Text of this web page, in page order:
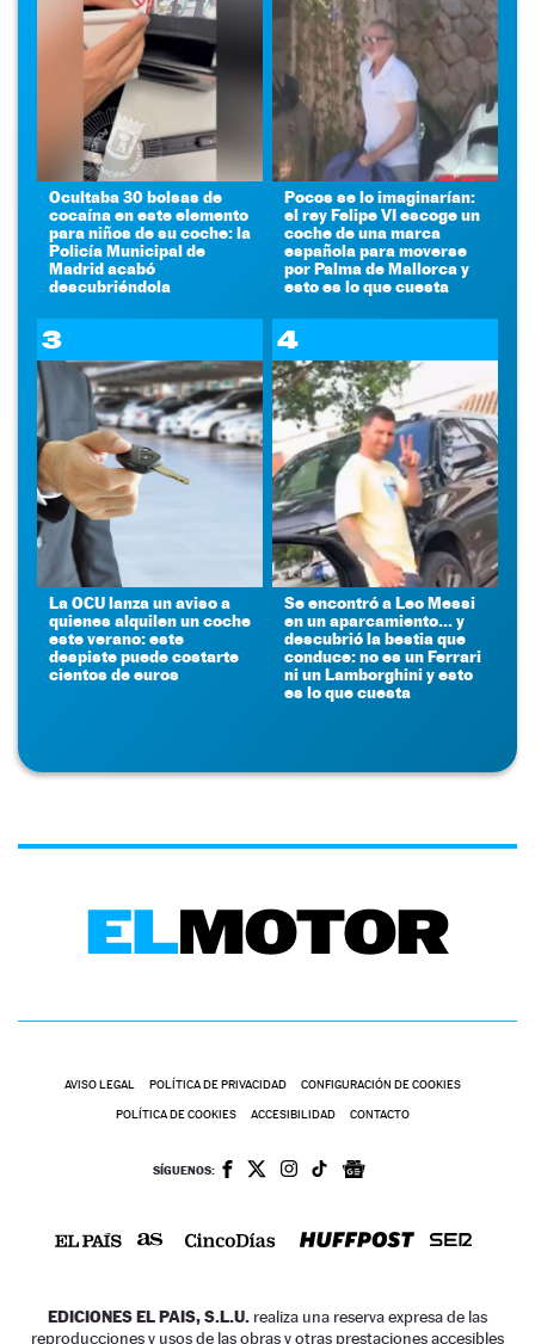
Ocultaba 30 bolsas de
cocaína en este elemento
para niños de su coche: la
Policía Municipal de
Madrid acabó
descubriéndola
Pocos se lo imaginarían:
el rey Felipe VI escoge un
coche de una marca
española para moverse
por Palma de Mallorca y
esto es lo que cuesta
3
La OCU lanza un aviso a
quienes alquilen un coche
este verano: este
despiste puede costarte
cientos de euros
4
Se encontró a Leo Messi
en un aparcamiento... y
descubrió la bestia que
conduce: no es un Ferrari
ni un Lamborghini y esto
es lo que cuesta
AVISO LEGAL POLÍTICA DE PRIVACIDAD CONFIGURACIÓN DE COOKIES
POLÍTICA DE COOKIES ACCESIBILIDAD CONTACTO
SÍGUENOS:
EDICIONES EL PAIS, S.L.U. realiza una reserva expresa de las
reproducciones y usos de las obras y otras prestaciones accesibles